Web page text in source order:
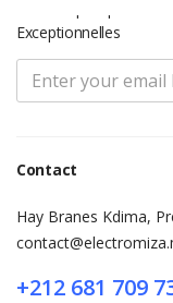
Exceptionnelles
Contact
Hay Branes Kdima,
+212 681 709